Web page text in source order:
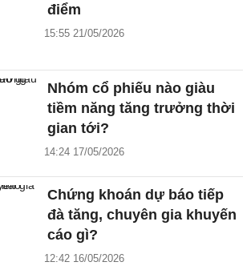
điểm
15:55 21/05/2026
Nhóm cổ phiếu nào giàu
tiềm năng tăng trưởng thời
gian tới?
14:24 17/05/2026
Chứng khoán dự báo tiếp
đà tăng, chuyên gia khuyến
cáo gì?
12:42 16/05/2026